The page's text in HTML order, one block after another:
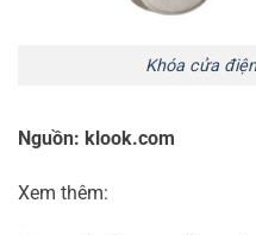
Khóa cửa
Nguồn: klook.com
Xem thêm: